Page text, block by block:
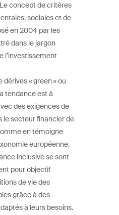
concept de critères
sociales et de
en 2004 par les
dans le jargon
l’investissement
dérives « green » ou
tendance est à
des exigences de
le secteur financier de
en témoigne
européenne.
inclusive se sont
pour objectif
de vie des
grâce à des
à leurs besoins.